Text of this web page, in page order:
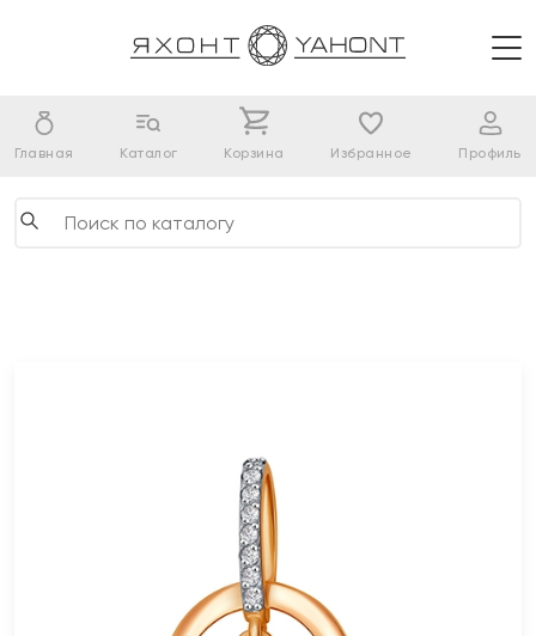
Главная Каталог Корзина Избранное Профиль